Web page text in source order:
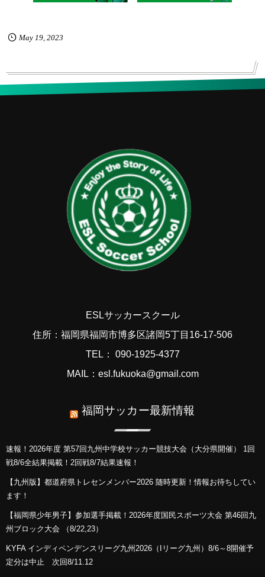
May 19, 2023
ESLサッカースクール
住所：福岡県福岡市博多区諸岡5丁目16-17-506
TEL： 090-1925-4377
MAIL：esl.fukuoka@gmail.com
福岡サッカー最新情報
速報！2026年度 第57回九州中学校サッカー競技大会（大分県開催） 1回
戦8/6全結果掲載！2回戦8/7結果速報！
【九州版】都道府県トレセンメンバー2026 随時更新！情報お待ちしてい
ます！
【福岡県少年男子】参加選手掲載！2026年度国民スポーツ大会 第46回九
州ブロック大会 （8/22,23）
KYFA インディペンデンスリーグ九州2026（Iリーグ九州）8/6～8開催予
定分は中止 次回8/11.12